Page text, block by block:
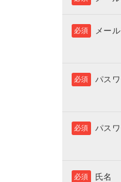
メー
必須
パス
必須
パス
必須
氏名
必須